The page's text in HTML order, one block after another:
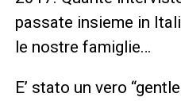
passate insieme in
le nostre famiglie…
E’ stato un vero